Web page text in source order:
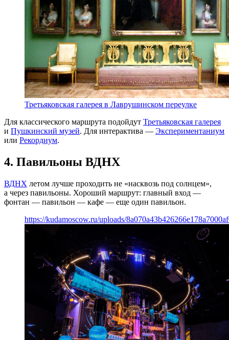
Третьяковская галерея в Лаврушинском переулке
Для классического маршрута подойдут Третьяковская галерея
и Пушкинский музей. Для интерактива — Экспериментаниум
или Рекордиум.
4. Павильоны ВДНХ
ВДНХ летом лучше проходить не «насквозь под солнцем»,
а через павильоны. Хороший маршрут: главный вход —
фонтан — павильон — кафе — еще один павильон.
https://kudamoscow.ru/uploads/